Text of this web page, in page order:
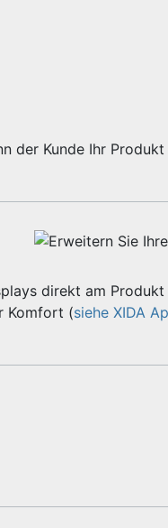
der Kunde Ihr
direkt am Produkt
Komfort (siehe XIDA